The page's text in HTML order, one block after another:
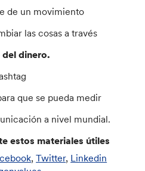
de un movimiento
las cosas a través
del dinero.
que se pueda medir
a nivel mundial.
estos materiales útiles
,Twitter, Linkedin